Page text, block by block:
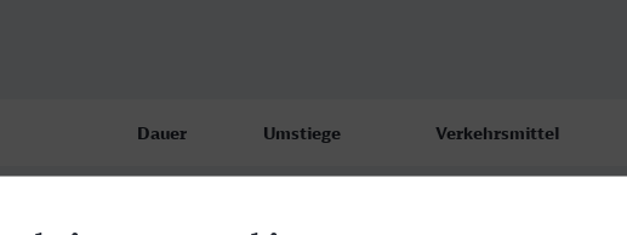
Dauer Umstiege Verkehrsmittel